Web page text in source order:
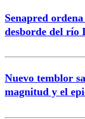
Correo
Senapred
desborde del río
Nuevo temblor
magnitud y el